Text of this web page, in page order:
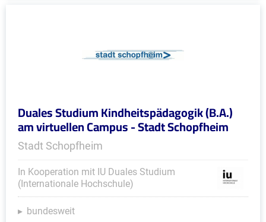
Duales Studium Kindheitspädagogik (B.A.)
am virtuellen Campus - Stadt Schopfheim
Stadt Schopfheim
In Kooperation mit IU Duales Studium
(Internationale Hochschule)
bundesweit